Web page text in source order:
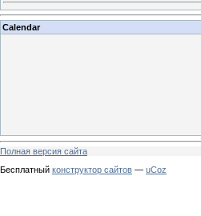
Calendar
Полная версия сайта
Бесплатный конструктор сайтов — uCoz